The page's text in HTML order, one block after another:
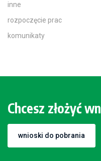
inne
rozpoczęcie prac
komunikaty
Chcesz złożyć
wnioski do pobrania